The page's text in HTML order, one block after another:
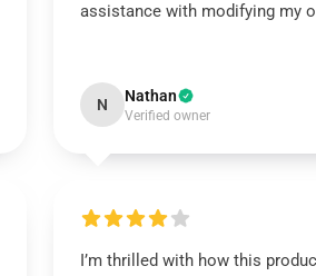
assistance with modifying my
N Nathan
Verified owner
I’m thrilled with how this